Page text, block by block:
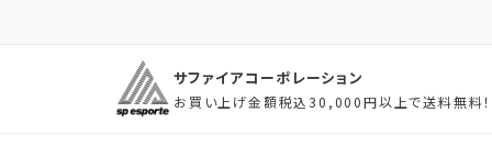
サファイアコーポレーション
お買い上げ金額税込30,000円以上で送料無料！